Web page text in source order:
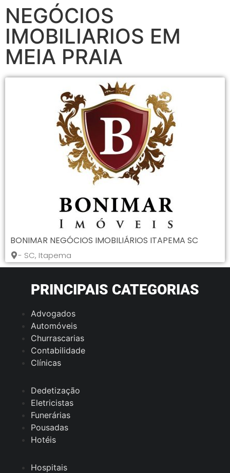
NEGÓCIOS
IMOBILIARIOS EM
MEIA PRAIA
BONIMAR NEGÓCIOS IMOBILIÁRIOS ITAPEMA SC
- SC, Itapema
PRINCIPAIS CATEGORIAS
Advogados
Automóveis
Churrascarias
Contabilidade
Clínicas
Dedetização
Eletricistas
Funerárias
Pousadas
Hotéis
Hospitais